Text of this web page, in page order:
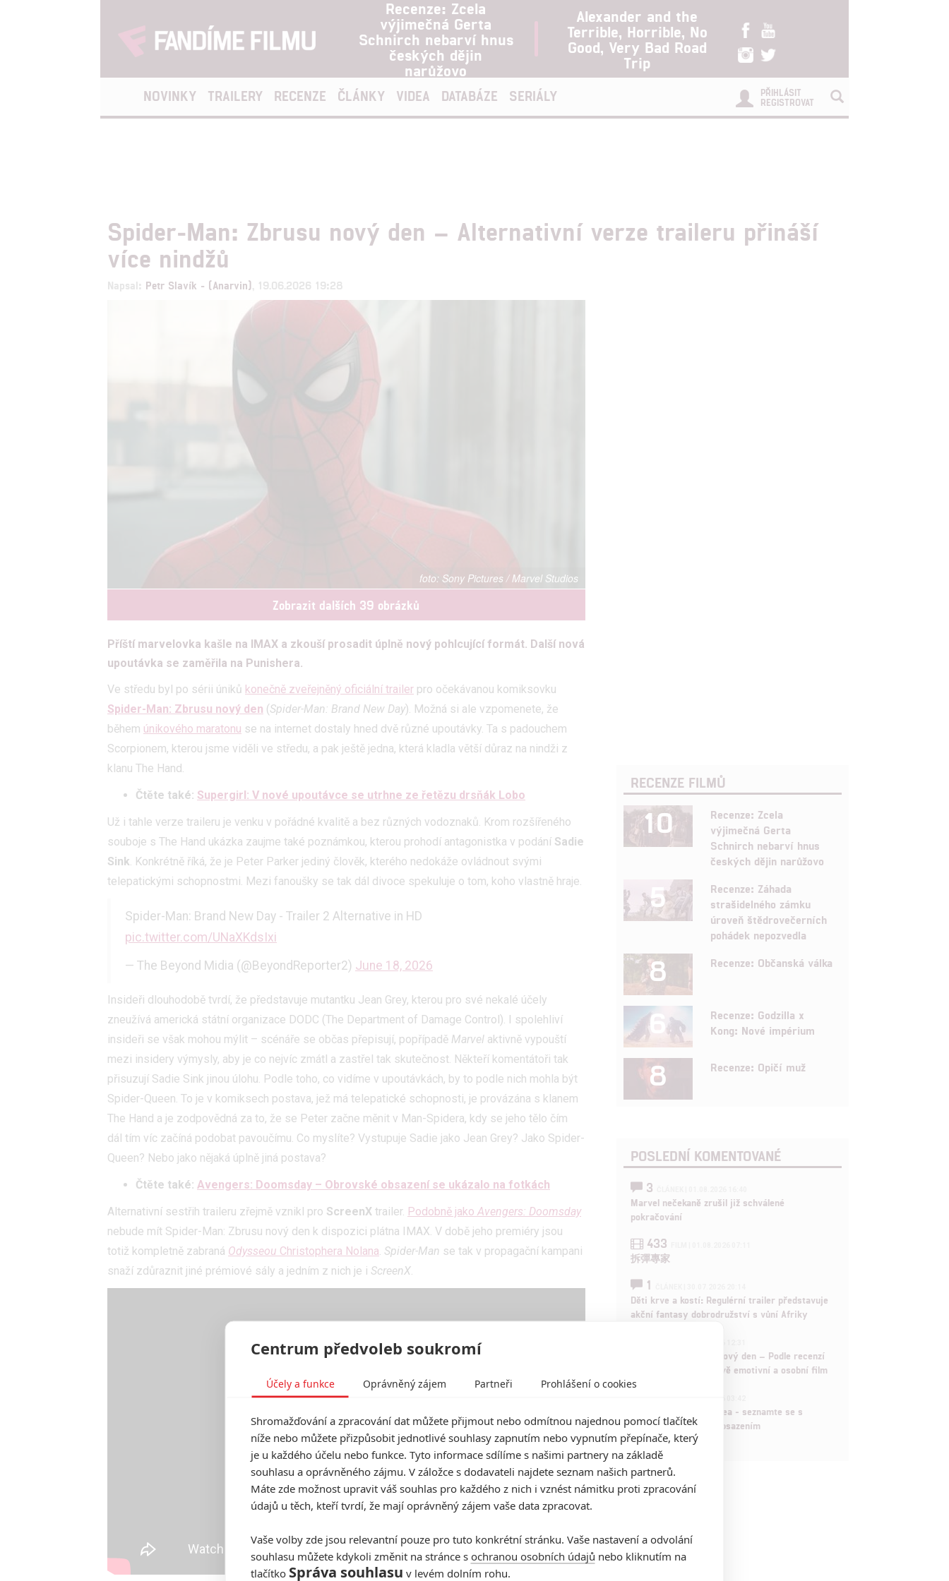
Recenze: Zcela
výjimečná Gerta
Schnirch nebarví hnus
českých dějin
narůžovo
Alexander and the
Terrible, Horrible, No
Good, Very Bad Road
Trip
NOVINKY TRAILERY RECENZE ČLÁNKY VIDEA DATABÁZE SERIÁLY
PŘIHLÁSIT
REGISTROVAT
Spider-Man: Zbrusu nový den – Alternativní verze traileru přináší
více nindžů
Napsal: Petr Slavík - (Anarvin) , 19.06.2026 19:28
Sony Pictures / Marvel Studios
Zobrazit dalších 39 obrázků
Příští marvelovka kašle na IMAX a zkouší prosadit úplně nový pohlcující formát. Další nová
upoutávka se zaměřila na Punishera.
Ve středu byl po sérii úniků konečně zveřejněný oficiální trailer pro očekávanou komiksovku
Spider-Man: Zbrusu nový den (Spider-Man: Brand New Day). Možná si ale vzpomenete, že
během únikového maratonu se na internet dostaly hned dvě různé upoutávky. Ta s padouchem
Scorpionem, kterou jsme viděli ve středu, a pak ještě jedna, která kladla větší důraz na nindži z
klanu The Hand.
Čtěte také: Supergirl: V nové upoutávce se utrhne ze řetězu drsňák Lobo
Už i tahle verze traileru je venku v pořádné kvalitě a bez různých vodoznaků. Krom rozšířeného
souboje s The Hand ukázka zaujme také poznámkou, kterou prohodí antagonistka v podání Sadie
Sink. Konkrétně říká, že je Peter Parker jediný člověk, kterého nedokáže ovládnout svými
telepatickými schopnostmi. Mezi fanoušky se tak dál divoce spekuluje o tom, koho vlastně hraje.
Spider-Man: Brand New Day - Trailer 2 Alternative in HD
pic.twitter.com/UNaXKdsIxi
— The Beyond Midia (@BeyondReporter2) June 18, 2026
Insideři dlouhodobě tvrdí, že představuje mutantku Jean Grey, kterou pro své nekalé účely
zneužívá americká státní organizace DODC (The Department of Damage Control). I spolehliví
insideři se však mohou mýlit – scénáře se občas přepisují, popřípadě Marvel aktivně vypouští
mezi insidery výmysly, aby je co nejvíc zmátl a zastřel tak skutečnost. Někteří komentátoři tak
přisuzují Sadie Sink jinou úlohu. Podle toho, co vidíme v upoutávkách, by to podle nich mohla být
Spider-Queen. To je v komiksech postava, jež má telepatické schopnosti, je provázána s klanem
The Hand a je zodpovědná za to, že se Peter začne měnit v Man-Spidera, kdy se jeho tělo čím
dál tím víc začíná podobat pavoučímu. Co myslíte? Vystupuje Sadie jako Jean Grey? Jako Spider-
Queen? Nebo jako nějaká úplně jiná postava?
Čtěte také: Avengers: Doomsday – Obrovské obsazení se ukázalo na fotkách
Alternativní sestřih traileru zřejmě vznikl pro ScreenX trailer. Podobně jako Avengers: Doomsday
nebude mít Spider-Man: Zbrusu nový den k dispozici plátna IMAX. V době jeho premiéry jsou
totiž kompletně zabraná Odysseou Christophera Nolana. Spider-Man se tak v propagační kampani
snaží zdůraznit jiné prémiové sály a jedním z nich je i ScreenX.
RECENZE FILMŮ
10
Recenze: Zcela
výjimečná Gerta
Schnirch nebarví hnus
českých dějin narůžovo
5
Recenze: Záhada
strašidelného zámku
úroveň štědrovečerních
pohádek nepozvedla
8 Recenze: Občanská válka
6
Recenze: Godzilla x
Kong: Nové impérium
8 Recenze: Opičí muž
POSLEDNÍ KOMENTOVANÉ
3
Marvel nečekaně zrušil již schválené
pokračování
433
拆彈專家
1
Děti krve a kostí: Regulérní trailer představuje
akční fantasy dobrodružství s vůní Afriky
Spider-Man: Zbrusu nový den – Podle recenzí
máme čekat překvapivě emotivní a osobní film
Velké preview: Odyssea - seznamte se s
maximálně nabitým obsazením
Centrum předvoleb soukromí
Účely a funkce Oprávněný zájem Partneři Prohlášení o cookies
Shromažďování a zpracování dat můžete přijmout nebo odmítnou najednou pomocí tlačítek
níže nebo můžete přizpůsobit jednotlivé souhlasy zapnutím nebo vypnutím přepínače, který
je u každého účelu nebo funkce. Tyto informace sdílíme s našimi partnery na základě
souhlasu a oprávněného zájmu. V záložce s dodavateli najdete seznam našich partnerů.
Máte zde možnost upravit váš souhlas pro každého z nich i vznést námitku proti zpracování
údajů u těch, kteří tvrdí, že mají oprávněný zájem vaše data zpracovat.
Vaše volby zde jsou relevantní pouze pro tuto konkrétní stránku. Vaše nastavení a odvolání
souhlasu můžete kdykoli změnit na stránce s ochranou osobních údajů nebo kliknutím na
tlačítko Správa souhlasu v levém dolním rohu.